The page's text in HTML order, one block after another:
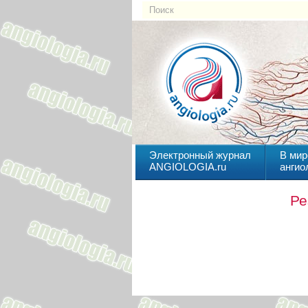
Электронный журнал
ANGIOLOGIA.ru
В